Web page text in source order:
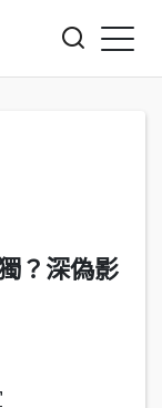
？深偽影